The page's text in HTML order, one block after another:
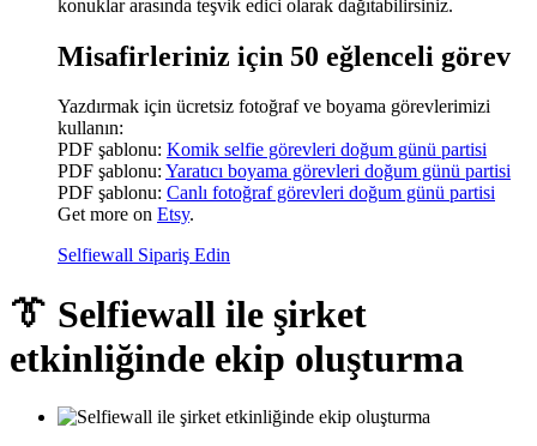
konuklar arasında teşvik edici olarak dağıtabilirsiniz.
Misafirleriniz için 50 eğlenceli görev
Yazdırmak için ücretsiz fotoğraf ve boyama görevlerimizi
kullanın:
PDF şablonu: Komik selfie görevleri doğum günü partisi
PDF şablonu: Yaratıcı boyama görevleri doğum günü partisi
PDF şablonu: Canlı fotoğraf görevleri doğum günü partisi
Get more on Etsy.
Selfiewall Sipariş Edin
👔 Selfiewall ile şirket
etkinliğinde ekip oluşturma